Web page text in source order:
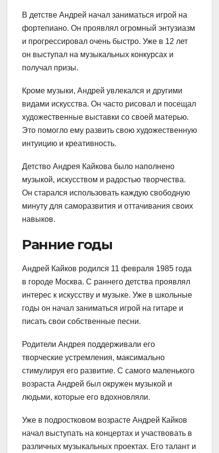
В детстве Андрей начал заниматься игрой на
фортепиано. Он проявлял огромный энтузиазм
и прогрессировал очень быстро. Уже в 12 лет
он выступал на музыкальных конкурсах и
получал призы.
Кроме музыки, Андрей увлекался и другими
видами искусства. Он часто рисовал и посещал
художественные выставки со своей матерью.
Это помогло ему развить свою художественную
интуицию и креативность.
Детство Андрея Кайкова было наполнено
музыкой, искусством и радостью творчества.
Он старался использовать каждую свободную
минуту для саморазвития и оттачивания своих
навыков.
Ранние годы
Андрей Кайков родился 11 февраля 1985 года
в городе Москва. С раннего детства проявлял
интерес к искусству и музыке. Уже в школьные
годы он начал заниматься игрой на гитаре и
писать свои собственные песни.
Родители Андрея поддерживали его
творческие устремления, максимально
стимулируя его развитие. С самого маленького
возраста Андрей был окружен музыкой и
людьми, которые его вдохновляли.
Уже в подростковом возрасте Андрей Кайков
начал выступать на концертах и участвовать в
различных музыкальных проектах. Его талант и